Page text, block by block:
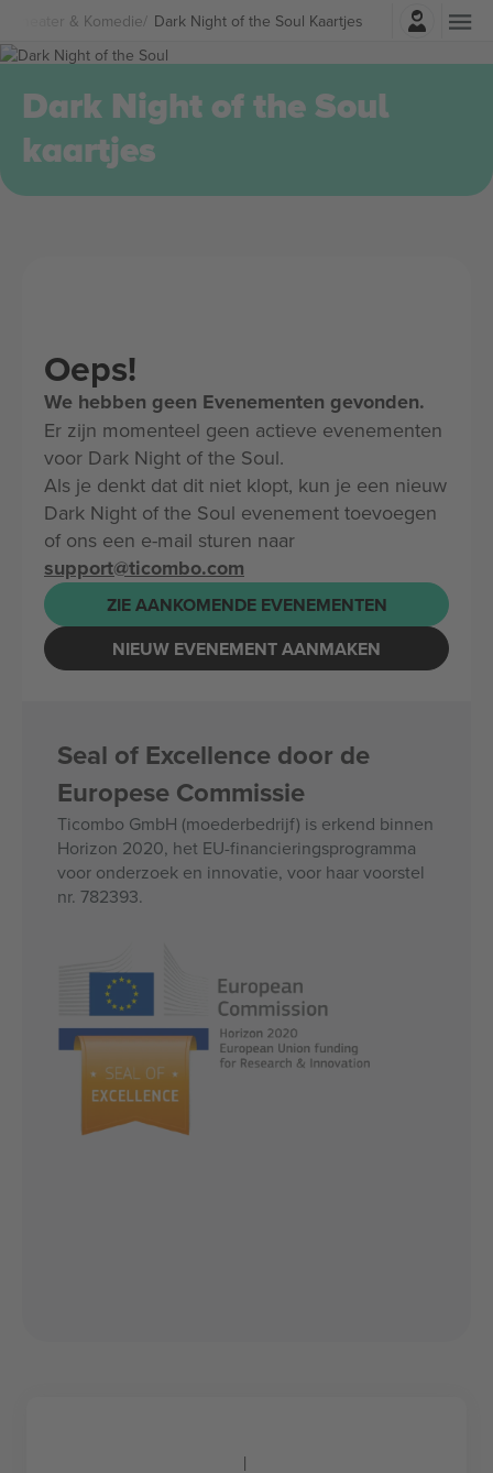
Theater & Komedie Dark Night of the Soul Kaartjes
Log in
Dark Night of the Soul
kaartjes
Oeps!
We hebben geen Evenementen gevonden.
Er zijn momenteel geen actieve evenementen
voor Dark Night of the Soul.
Als je denkt dat dit niet klopt, kun je een nieuw
Dark Night of the Soul evenement toevoegen
of ons een e-mail sturen naar
support@ticombo.com
ZIE AANKOMENDE EVENEMENTEN
NIEUW EVENEMENT AANMAKEN
Seal of Excellence door de
Europese Commissie
Ticombo GmbH (moederbedrijf) is erkend binnen
Horizon 2020, het EU-financieringsprogramma
voor onderzoek en innovatie, voor haar voorstel
nr. 782393.